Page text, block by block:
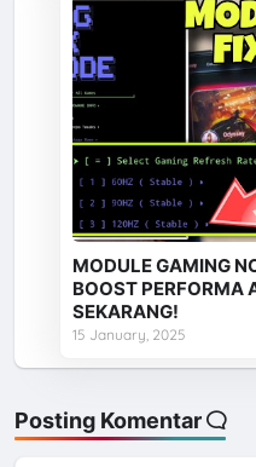
MODULE GAMING
BOOST PERFORMA
SEKARANG!
15 January, 2025
Posting Komentar